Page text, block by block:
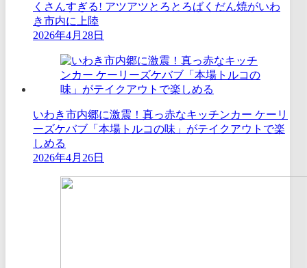
くさんすぎる! アツアツとろとろばくだん焼がいわ
き市内に上陸
2026年4月28日
いわき市内郷に激震！真っ赤なキッチンカー ケーリ
ーズケバブ「本場トルコの味」がテイクアウトで楽
しめる
2026年4月26日